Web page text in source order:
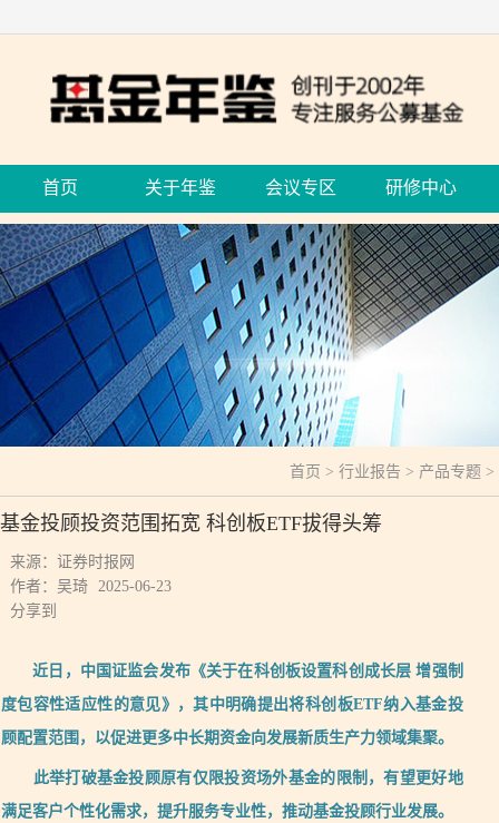
首页 关于年鉴 会议专区 研修中心
首页 > 行业报告 > 产品专题 >
基金投顾投资范围拓宽 科创板ETF拔得头筹
来源：证券时报网
作者：吴琦
2025-06-23
分享到
近日，中国证监会发布《关于在科创板设置科创成长层 增强制
度包容性适应性的意见》，其中明确提出将科创板ETF纳入基金投
顾配置范围，以促进更多中长期资金向发展新质生产力领域集聚。
此举打破基金投顾原有仅限投资场外基金的限制，有望更好地
满足客户个性化需求，提升服务专业性，推动基金投顾行业发展。